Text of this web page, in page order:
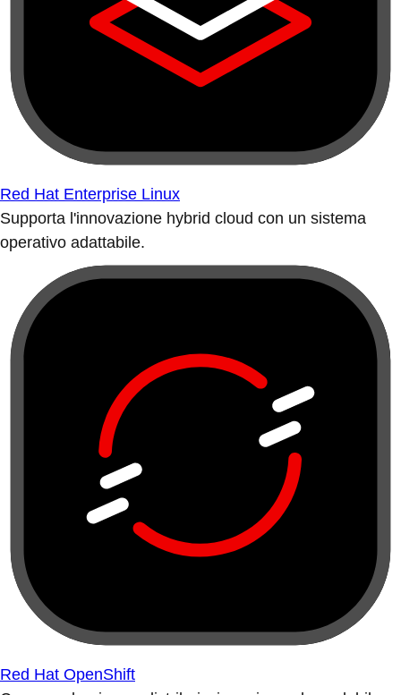
Red Hat Enterprise Linux
Supporta l'innovazione hybrid cloud con un sistema
operativo adattabile.
Red Hat OpenShift